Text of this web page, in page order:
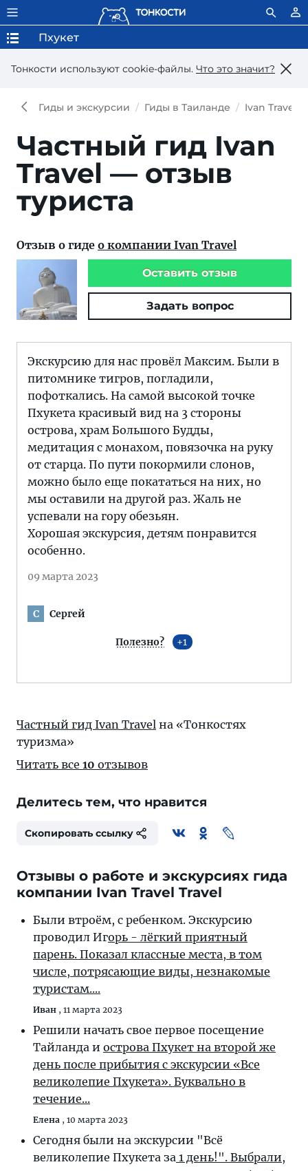
Тонкости используют сookie-файлы. Что это значит?
Пхукет
Гиды и экскурсии Гиды в Таиланде Ivan Travel
Частный гид Ivan
Travel — отзыв
туриста
Отзыв о гиде о компании Ivan Travel
Оставить отзыв
Задать вопрос
Экскурсию для нас провёл Максим. Были в
питомнике тигров, погладили,
пофоткались. На самой высокой точке
Пхукета красивый вид на 3 стороны
острова, храм Большого Будды,
медитация с монахом, повязочка на руку
от старца. По пути покормили слонов,
можно было еще покататься на них, но
мы оставили на другой раз. Жаль не
успевали на гору обезьян.
Хорошая экскурсия, детям понравится
особенно.
09 марта 2023
С Сергей
Полезно? 1
Частный гид Ivan Travel на «Тонкостях
туризма»
Читать все 10 отзывов
Делитесь тем, что нравится
Скопировать ссылку
Отзывы о работе и экскурсиях гида
компании Ivan Travel Travel
Были втроём, с ребенком. Экскурсию
проводил Игорь - лёгкий приятный
парень. Показал классные места, в том
числе, потрясающие виды, незнакомые
туристам....
Иван , 11 марта 2023
Решили начать свое первое посещение
Тайланда и острова Пхукет на второй же
день после прибытия с экскурсии «Все
великолепие Пхукета». Буквально в
течение...
Елена , 10 марта 2023
Сегодня были на экскурсии "Всё
великолепие Пхукета за 1 день!". Выбрали,